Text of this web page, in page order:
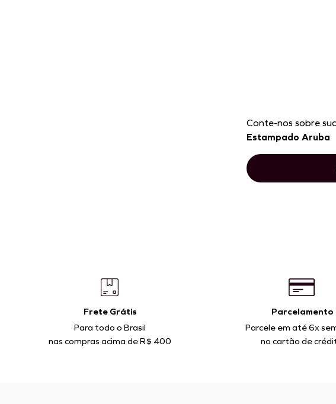
Conte-nos sobre
Estampado Aruba
Frete Grátis
Para todo o Brasil
nas compras acima de R$ 400
Parcelamento
Parcele em até 6x
no cartão de